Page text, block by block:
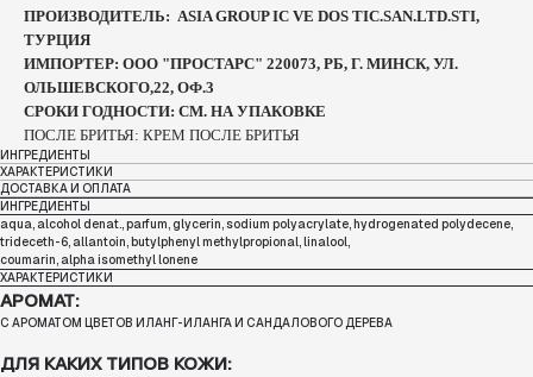
ПРОИЗВОДИТЕЛЬ: ASIA GROUP IC VE DOS TIC.SAN.LTD.STI,
ТУРЦИЯ
ИМПОРТЕР: ООО "ПРОСТАРС" 220073, РБ, Г. МИНСК, УЛ.
ОЛЬШЕВСКОГО,22, ОФ.3
СРОКИ ГОДНОСТИ: СМ. НА УПАКОВКЕ
ПОСЛЕ БРИТЬЯ: КРЕМ ПОСЛЕ БРИТЬЯ
ИНГРЕДИЕНТЫ
ХАРАКТЕРИСТИКИ
ДОСТАВКА И ОПЛАТА
ИНГРЕДИЕНТЫ
aqua, alcohol denat., parfum, glycerin, sodium polyacrylate, hydrogenated polydecene,
trideceth-6, allantoin, butylphenyl methylpropional, linalool,
coumarin, alpha isomethyl lonene
ХАРАКТЕРИСТИКИ
АРОМАТ:
С АРОМАТОМ ЦВЕТОВ ИЛАНГ-ИЛАНГА И САНДАЛОВОГО ДЕРЕВА
ДЛЯ КАКИХ ТИПОВ КОЖИ: